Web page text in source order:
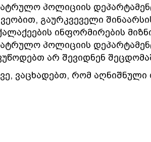
პოლიციის
გაურკვეველი
ინფორმირების
პოლიციის
არ შევიდნენ
ვაცხადებთ, რომ აღნიშნული